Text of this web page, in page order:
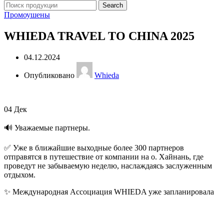
Search
Промоушены
WHIEDA TRAVEL TO CHINA 2025
04.12.2024
Опубликовано Whieda
04 Дек
🔊 Уважаемые партнеры.
✅ Уже в ближайшие выходные более 300 партнеров
отправятся в путешествие от компании на о. Хайнань, где
проведут не забываемую неделю, наслаждаясь заслуженным
отдыхом.
✨ Международная Ассоциация WHIEDA уже запланировала